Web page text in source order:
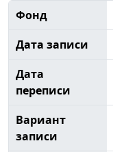
Фонд
Дата записи
Дата
переписи
Вариант
записи